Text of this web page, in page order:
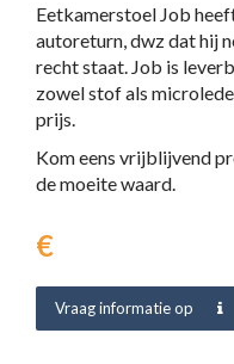
Eetkamerstoel Job
autoreturn, dwz dat hij
recht staat. Job is
zowel stof als
prijs.
Kom eens vrijblijvend
de moeite waard.
€
Vraag informatie op